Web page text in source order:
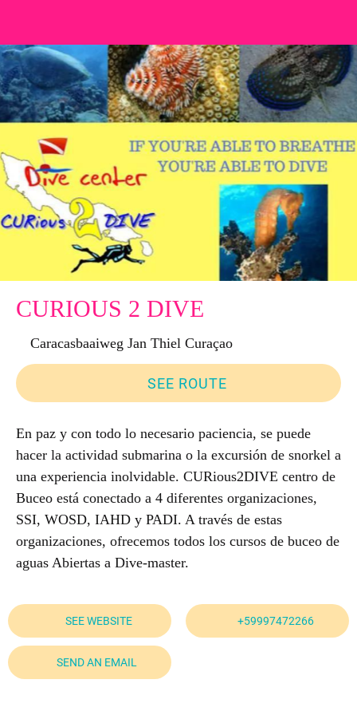
CURIOUS 2 DIVE
Caracasbaaiweg Jan Thiel Curaçao
SEE ROUTE
En paz y con todo lo necesario paciencia, se puede
hacer la actividad submarina o la excursión de snorkel a
una experiencia inolvidable. CURious2DIVE centro de
Buceo está conectado a 4 diferentes organizaciones,
SSI, WOSD, IAHD y PADI. A través de estas
organizaciones, ofrecemos todos los cursos de buceo de
aguas Abiertas a Dive-master.
SEE WEBSITE +59997472266
SEND AN EMAIL